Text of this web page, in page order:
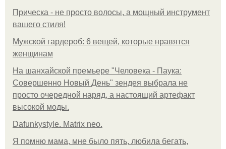
Прическа - не просто волосы, а мощный инструмент
вашего стиля!
Мужской гардероб: 6 вещей, которые нравятся
женщинам
На шанхайской премьере "Человека - Паука:
Совершенно Новый День" зендея выбрала не
просто очередной наряд, а настоящий артефакт
высокой моды.
Dafunkystyle. Matrix neo.
Я помню мама, мне было пять, любила бегать,